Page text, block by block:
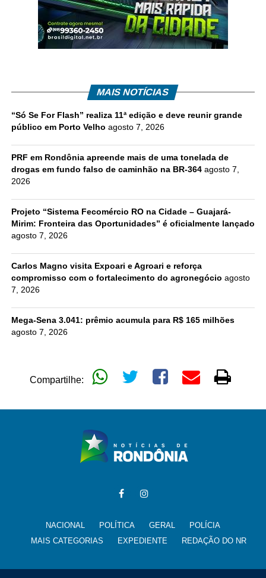
MAIS NOTÍCIAS
“Só Se For Flash” realiza 11ª edição e deve reunir grande
público em Porto Velho agosto 7, 2026
PRF em Rondônia apreende mais de uma tonelada de
drogas em fundo falso de caminhão na BR-364 agosto 7,
2026
Projeto “Sistema Fecomércio RO na Cidade – Guajará-
Mirim: Fronteira das Oportunidades” é oficialmente lançado
agosto 7, 2026
Carlos Magno visita Expoari e Agroari e reforça
compromisso com o fortalecimento do agronegócio agosto
7, 2026
Mega-Sena 3.041: prêmio acumula para R$ 165 milhões
agosto 7, 2026
Compartilhe:
NACIONAL POLÍTICA GERAL
POLÍCIA
MAIS CATEGORIAS
EXPEDIENTE REDAÇÃO DO NR